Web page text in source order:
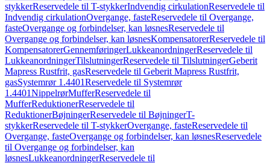
stykkerReservedele til T-stykkerIndvendig cirkulationReservedele til
Indvendig cirkulationOvergange, fasteReservedele til Overgange,
fasteOvergange og forbindelser, kan løsnesReservedele til
Overgange og forbindelser, kan løsnesKompensatorerReservedele til
KompensatorerGennemføringerLukkeanordningerReservedele til
LukkeanordningerTilslutningerReservedele til TilslutningerGeberit
Mapress Rustfrit, gasReservedele til Geberit Mapress Rustfrit,
gasSystemrør 1.4401Reservedele til Systemrør
1.4401NippelrørMufferReservedele til
MufferReduktionerReservedele til
ReduktionerBøjningerReservedele til BøjningerT-
stykkerReservedele til T-stykkerOvergange, fasteReservedele til
Overgange, fasteOvergange og forbindelser, kan løsnesReservedele
til Overgange og forbindelser, kan
løsnesLukkeanordningerReservedele til